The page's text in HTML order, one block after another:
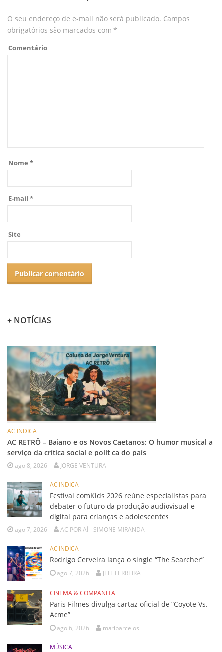
O seu endereço de e-mail não será publicado. Campos
obrigatórios são marcados com *
Comentário
Nome *
E-mail *
Site
+ NOTÍCIAS
AC INDICA
AC RETRÔ – Baiano e os Novos Caetanos: O humor musical a
serviço da crítica social e política do país
ago 8, 2026 JORGE VENTURA
AC INDICA
Festival comKids 2026 reúne especialistas para
debater o futuro da produção audiovisual e
digital para crianças e adolescentes
ago 7, 2026 AC POR AÍ - SIMONE MIRANDA
AC INDICA
Rodrigo Cerveira lança o single “The Searcher”
ago 7, 2026 JEFF FERREIRA
CINEMA & COMPANHIA
Paris Filmes divulga cartaz oficial de “Coyote Vs.
Acme”
ago 6, 2026 maribarcelos
MÚSICA